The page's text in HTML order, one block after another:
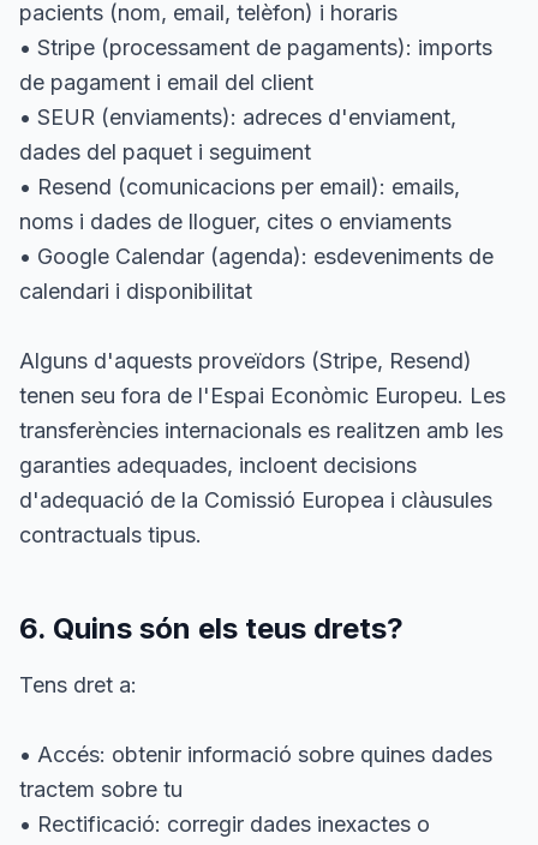
pacients (nom, email, telèfon) i horaris
• Stripe (processament de pagaments): imports
de pagament i email del client
• SEUR (enviaments): adreces d'enviament,
dades del paquet i seguiment
• Resend (comunicacions per email): emails,
noms i dades de lloguer, cites o enviaments
• Google Calendar (agenda): esdeveniments de
calendari i disponibilitat
Alguns d'aquests proveïdors (Stripe, Resend)
tenen seu fora de l'Espai Econòmic Europeu. Les
transferències internacionals es realitzen amb les
garanties adequades, incloent decisions
d'adequació de la Comissió Europea i clàusules
contractuals tipus.
6. Quins són els teus drets?
Tens dret a:
• Accés: obtenir informació sobre quines dades
tractem sobre tu
• Rectificació: corregir dades inexactes o